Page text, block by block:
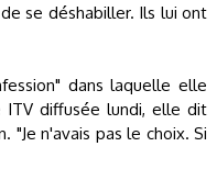
se déshabiller. Ils lui ont
dans laquelle elle
ITV diffusée lundi, elle dit
n'avais pas le choix. Si